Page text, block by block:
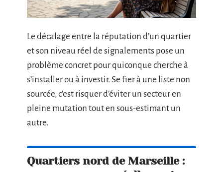
Le décalage entre la réputation d’un quartier
et son niveau réel de signalements pose un
problème concret pour quiconque cherche à
s’installer ou à investir. Se fier à une liste non
sourcée, c’est risquer d’éviter un secteur en
pleine mutation tout en sous-estimant un
autre.
Quartiers nord de Marseille :